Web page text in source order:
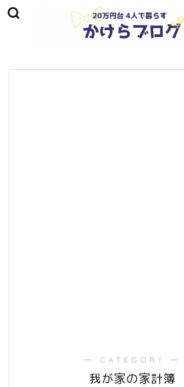
― CATEGORY ―
我が家の家計簿